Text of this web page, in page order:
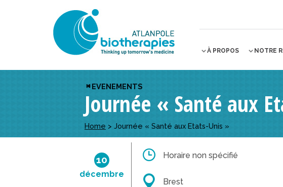
À PROPOS NOTRE
EVENEMENTS
Journée « Santé aux
Home > Journée « Santé aux Etats-Unis »
10
décembre
Horaire non spécifié
Brest